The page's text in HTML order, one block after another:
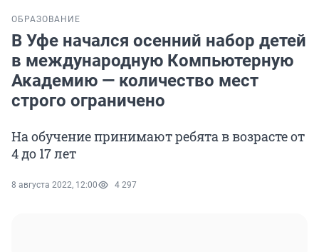
ОБРАЗОВАНИЕ
В Уфе начался осенний набор детей
в международную Компьютерную
Академию — количество мест
строго ограничено
На обучение принимают ребята в возрасте от
4 до 17 лет
8 августа 2022, 12:00 4 297